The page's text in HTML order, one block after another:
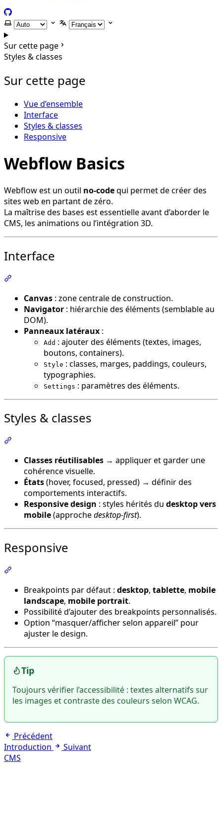
GitHub
Selectionner le thèmeSelectionner la langue
Sur cette page
Styles & classes
Sur cette page
Vue d’ensemble
Interface
Styles & classes
Responsive
Webflow Basics
Webflow est un outil no-codequi permet de créer des
sites web en partant de zéro.
La maîtrise des bases est essentielle avant d’aborder le
CMS, les animations ou l’intégration 3D.
Interface
Canvas : zone centrale de construction.
Navigator : hiérarchie des éléments (semblable au
DOM).
Panneaux latéraux :
Add : ajouter des éléments (textes, images,
boutons, containers).
Style : classes, marges, paddings, couleurs,
typographies.
Settings : paramètres des éléments.
Styles & classes
Classes réutilisables → appliquer et garder une
cohérence visuelle.
États(hover, focused, pressed) → définir des
comportements interactifs.
Responsive design : styles hérités du desktop vers
mobile(approchedesktop-first).
Responsive
Breakpoints par défaut : desktop, tablette, mobile
landscape, mobile portrait.
Possibilité d’ajouter des breakpoints personnalisés.
Option “masquer/afficher selon appareil” pour
ajuster le design.
Tip
Toujours vérifier l’accessibilité : textes alternatifs sur
les images et contraste des couleurs selon WCAG.
Précédent
Introduction
Suivant
CMS